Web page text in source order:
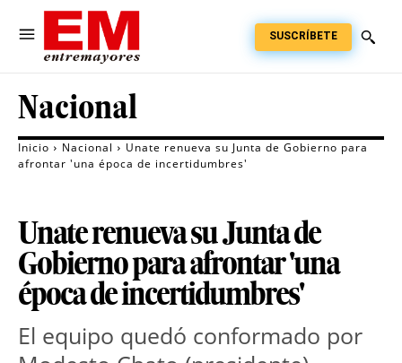
SUSCRÍBETE
Nacional
Inicio Nacional
Unate renueva su Junta de Gobierno para
afrontar 'una época de incertidumbres'
Unate renueva su Junta de
Gobierno para afrontar 'una
época de incertidumbres'
El equipo quedó conformado por